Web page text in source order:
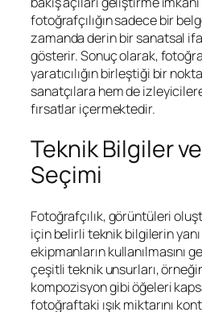
fotoğrafçılığın sadece bir
zamanda derin bir sanatsal
gösterir. Sonuç olarak,
yaratıcılığın birleştiği bir
sanatçılara hem de
fırsatlar içermektedir.
Teknik Bilgiler
Seçimi
Fotoğrafçılık, görüntüleri
için belirli teknik bilgilerin yanı
ekipmanların kullanılmasını
çeşitli teknik unsurları,
kompozisyon gibi öğeleri
fotoğraftaki ışık miktarını